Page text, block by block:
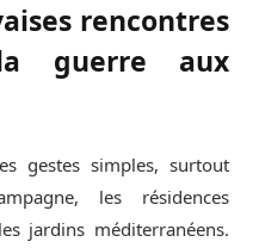
rencontres
guerre aux
gestes simples, surtout
les résidences
jardins méditerranéens.